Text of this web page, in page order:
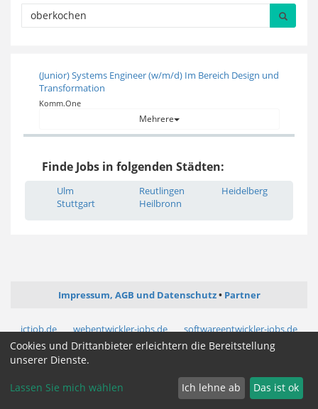
(Junior) Systems Engineer (w/m/d) Im Bereich Design und
Transformation
Komm.One
Mehrere
Finde Jobs in folgenden Städten:
Ulm
Stuttgart
Reutlingen
Heilbronn
Heidelberg
Impressum, AGB und Datenschutz Partner
ictjob.de webentwickler-jobs.de
softwareentwickler-jobs.de
mediengestalter-jobs.de
Cookie Zustimmung ändern
Cookies und Drittanbieter erleichtern die Bereitstellung
unserer Dienste.
Lassen Sie mich wählen Ich lehne ab Das ist ok